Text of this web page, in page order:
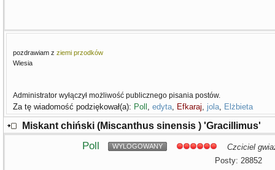
pozdrawiam z ziemi przodków
Wiesia
Administrator wyłączył możliwość publicznego pisania postów.
Za tę wiadomość podziękował(a): Poll , edyta, Efkaraj, jola, Elżbieta
Miskant chiński (Miscanthus sinensis ) 'Gracillimus'
Poll WYLOGOWANY
Czciciel
Posty: 28852